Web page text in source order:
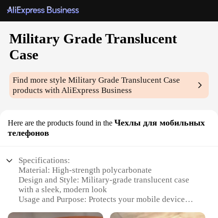
Military Grade Translucent
Case
Find more styleMilitary Grade Translucent Case
products with AliExpress Business
Here are the products found in the Чехлы для мобильных
телефонов
Specifications:
Material: High-strength polycarbonate
Design and Style: Military-grade translucent case
with a sleek, modern look
Usage and Purpose: Protects your mobile device